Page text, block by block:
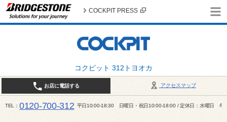
コクピット 312トヨオカ
COCKPIT PRESS
アクセスマップ
お店に電話する
TEL 0120-700-312 平日10:00-18:30 日曜日・祝日10:00-18:00 / 定休日：水曜日 年